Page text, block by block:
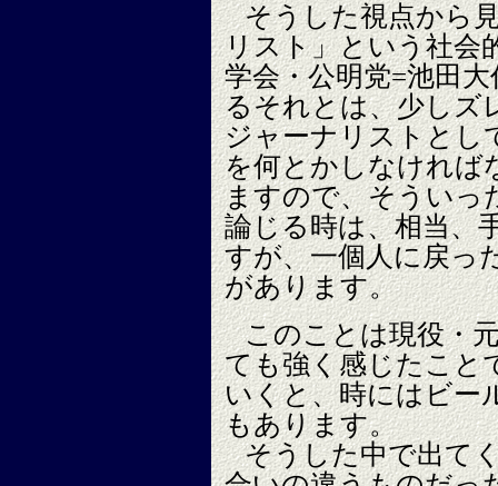
そうした視点から
リスト」という社会
学会・公明党=池田
るそれとは、少しズ
ジャーナリストとし
を何とかしなければ
ますので、そういっ
論じる時は、相当、
すが、一個人に戻っ
があります。
このことは現役・
ても強く感じたこと
いくと、時にはビー
もあります。
そうした中で出て